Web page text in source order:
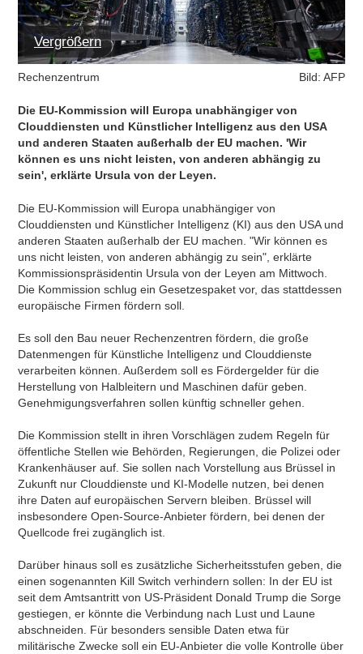
Vergrößern
Rechenzentrum Bild: AFP
Die EU-Kommission will Europa unabhängiger von
Clouddiensten und Künstlicher Intelligenz aus den USA
und anderen Staaten außerhalb der EU machen. 'Wir
können es uns nicht leisten, von anderen abhängig zu
sein', erklärte Ursula von der Leyen.
Die EU-Kommission will Europa unabhängiger von
Clouddiensten und Künstlicher Intelligenz (KI) aus den USA und
anderen Staaten außerhalb der EU machen. "Wir können es
uns nicht leisten, von anderen abhängig zu sein", erklärte
Kommissionspräsidentin Ursula von der Leyen am Mittwoch.
Die Kommission schlug ein Gesetzespaket vor, das stattdessen
europäische Firmen fördern soll.
Es soll den Bau neuer Rechenzentren fördern, die große
Datenmengen für Künstliche Intelligenz und Clouddienste
verarbeiten können. Außerdem soll es Fördergelder für die
Herstellung von Halbleitern und Maschinen dafür geben.
Genehmigungsverfahren sollen künftig schneller gehen.
Die Kommission stellt in ihren Vorschlägen zudem Regeln für
öffentliche Stellen wie Behörden, Regierungen, die Polizei oder
Krankenhäuser auf. Sie sollen nach Vorstellung aus Brüssel in
Zukunft nur Clouddienste und KI-Modelle nutzen, bei denen
ihre Daten auf europäischen Servern bleiben. Brüssel will
insbesondere Open-Source-Anbieter fördern, bei denen der
Quellcode frei zugänglich ist.
Darüber hinaus soll es zusätzliche Sicherheitsstufen geben, die
einen sogenannten Kill Switch verhindern sollen: In der EU ist
seit dem Amtsantritt von US-Präsident Donald Trump die Sorge
gestiegen, er könnte die Verbindung nach Lust und Laune
abschneiden. Für besonders sensible Daten etwa für
militärische Zwecke soll ein EU-Anbieter die volle Kontrolle über